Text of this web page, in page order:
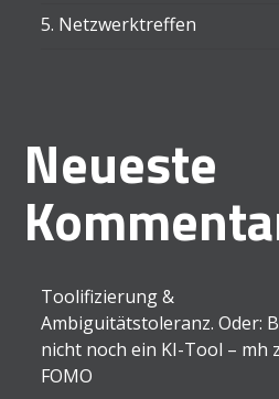
5. Netzwerktreffen
Neueste
Toolifizierung &
Ambiguitätstoleranz. Oder:
nicht noch ein KI-Tool – mh
FOMO